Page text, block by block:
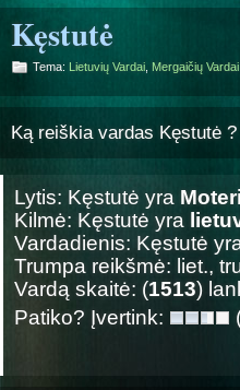
Kęstutė
Tema: Lietuvių Vardai Mergaičių Vardai
Ką reiškia vardas Kęstutė
Lytis: Kęstutė yra
Kilmė: Kęstutė yra
Vardadienis: Kęstutė
Trumpa reikšmė: liet.,
Vardą skaitė: (1513)
Patiko? Įvertink: